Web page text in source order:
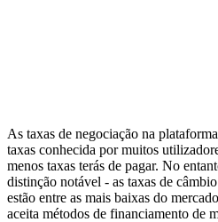
As taxas de negociação na
taxas conhecida por muitos
menos taxas terás de pagar. No
distinção notável - as taxas de
estão entre as mais baixas do
aceita métodos de financiamento de